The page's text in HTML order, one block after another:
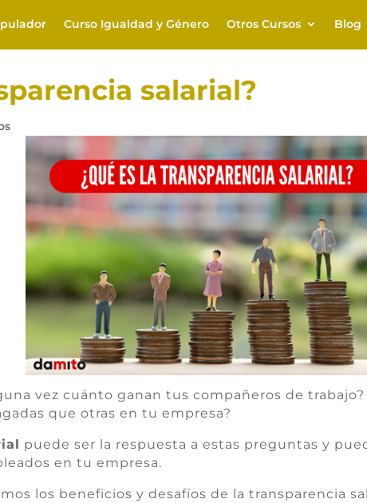
Curso Igualdad y Género Otros Cursos Blog
salarial?
vez cuánto ganan tus compañeros de
que otras en tu empresa?
puede ser la respuesta a estas preguntas y
en tu empresa.
los beneficios y desafíos de la transparencia